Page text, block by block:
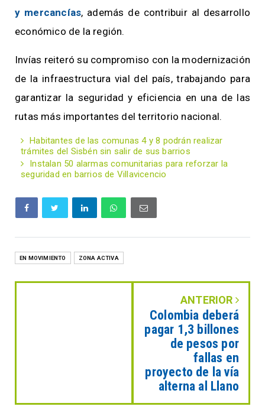
y mercancías, además de contribuir al desarrollo
económico de la región.
Invías reiteró su compromiso con la modernización
de la infraestructura vial del país, trabajando para
garantizar la seguridad y eficiencia en una de las
rutas más importantes del territorio nacional.
Habitantes de las comunas 4 y 8 podrán realizar
trámites del Sisbén sin salir de sus barrios
Instalan 50 alarmas comunitarias para reforzar la
seguridad en barrios de Villavicencio
EN MOVIMIENTO ZONA ACTIVA
ANTERIOR
Colombia deberá
pagar 1,3 billones
de pesos por
fallas en
proyecto de la vía
alterna al Llano